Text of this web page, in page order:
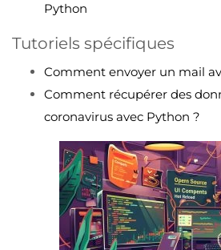
Python
Tutoriels spécifiques
Comment envoyer un mail
Comment récupérer des
coronavirus avec Python ?